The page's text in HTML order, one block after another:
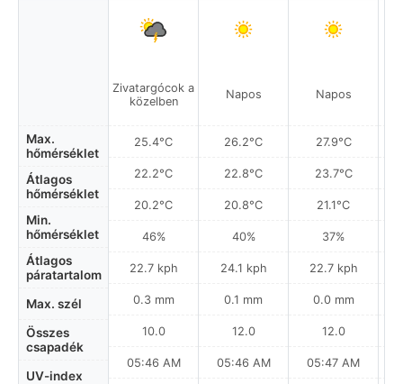
Max.
hőmérséklet
Átlagos
hőmérséklet
Min.
hőmérséklet
Átlagos
páratartalom
Max. szél
Összes
csapadék
UV-index
Zivatargócok a
közelben
25.4°C
22.2°C
20.2°C
46%
22.7 kph
0.3 mm
10.0
05:46 AM
Napos
26.2°C
22.8°C
20.8°C
40%
24.1 kph
0.1 mm
12.0
05:46 AM
Napos
27.9°C
23.7°C
21.1°C
37%
22.7 kph
0.0 mm
12.0
05:47 AM